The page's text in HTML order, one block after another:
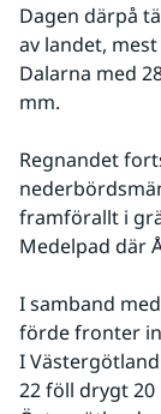
Dagen därpå
av landet,
Dalarna med
mm.
Regnandet
framförallt i
Medelpad där
I samband
förde fronter
I
22 föll drygt 20